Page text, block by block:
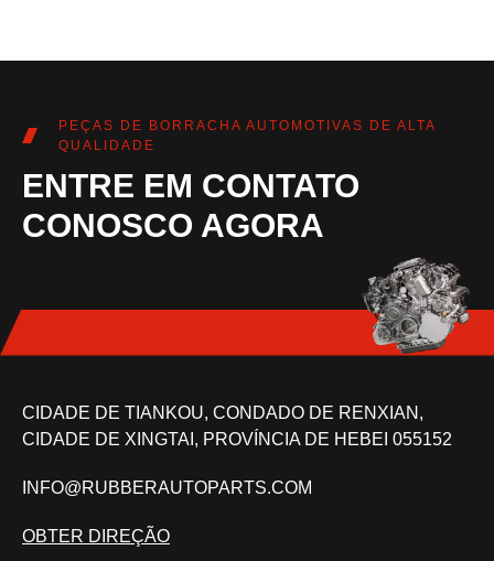
PEÇAS DE BORRACHA AUTOMOTIVAS DE ALTA
QUALIDADE
ENTRE EM CONTATO
CONOSCO AGORA
CIDADE DE TIANKOU, CONDADO DE RENXIAN,
CIDADE DE XINGTAI, PROVÍNCIA DE HEBEI 055152
INFO@RUBBERAUTOPARTS.COM
OBTER DIREÇÃO